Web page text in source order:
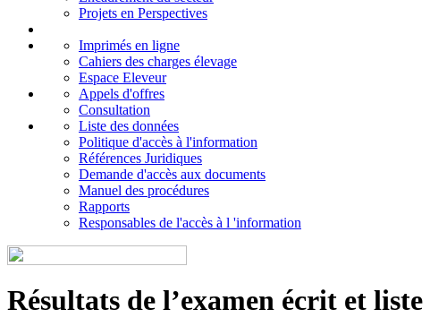
Projets en Perspectives
Imprimés en ligne
Cahiers des charges élevage
Espace Eleveur
Appels d'offres
Consultation
Liste des données
Politique d'accès à l'information
Références Juridiques
Demande d'accès aux documents
Manuel des procédures
Rapports
Responsables de l'accès à l 'information
Résultats de l’examen écrit et